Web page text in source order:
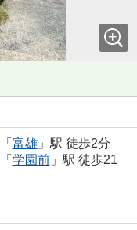
「 富雄」駅 徒歩2分
「 学園前」駅 徒歩21